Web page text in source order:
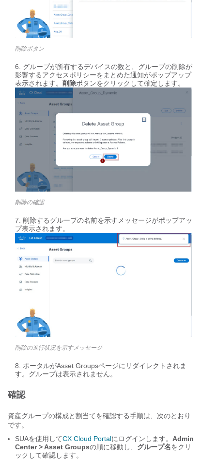
削除ボタン
グループが所有するデバイスの数と、グループの削除が
影響するアクセスポリシーをまとめた通知がポップアップ
表示されます。 削除ボタンをクリックして確定します。
削除の確認
削除するグループの名前を示すメッセージがポップアッ
プ表示されます。
削除の進行状況を示すメッセージ
ポータルがAsset Groupsページにリダイレクトされま
す。グループは表示されません。
確認
資産グループの構成と割当てを確認する手順は、次のとおり
です。
SUAを使用してCX Cloud Portalにログインします。 Admin
Center > Asset Groupsの順に移動し、 グループ名をクリ
ックして確認します。